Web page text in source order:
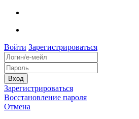
Войти Зарегистрироваться
Зарегистрироваться
Восстановление пароля
Отмена